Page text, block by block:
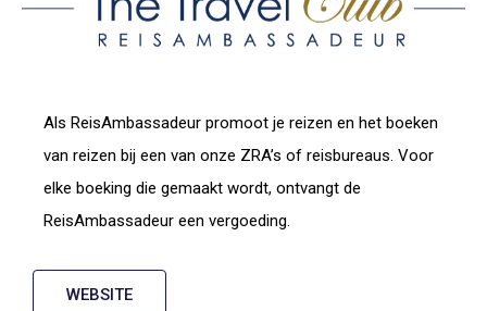
Als ReisAmbassadeur promoot je reizen en het boeken
van reizen bij een van onze ZRA’s of reisbureaus. Voor
elke boeking die gemaakt wordt, ontvangt de
ReisAmbassadeur een vergoeding.
WEBSITE